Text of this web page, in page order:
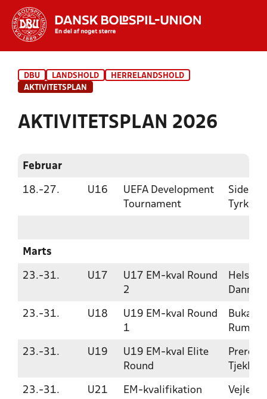
HOLD
DBU LANDSHOLD
HERRELANDSHOLD
AKTIVITETSPLAN
AKTIVITETSPLAN 2026
Februar
18.-27. U16
UEFA Development
Tournament
Side,
Tyrkiet
Marts
23.-31. U17
U17 EM-kval Round
2
23.-31. U18
U19 EM-kval Round
1
23.-31. U19
U19 EM-kval Elite
Round
Prerov,
Tjekkiet
23.-31. U21 EM-kvalifikation
Vejle,